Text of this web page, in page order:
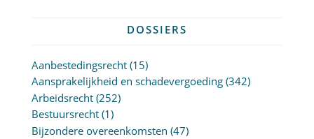
DOSSIERS
Aanbestedingsrecht(15)
Aansprakelijkheid en schadevergoeding(342)
Arbeidsrecht(252)
Bestuursrecht(1)
Bijzondere overeenkomsten (47)